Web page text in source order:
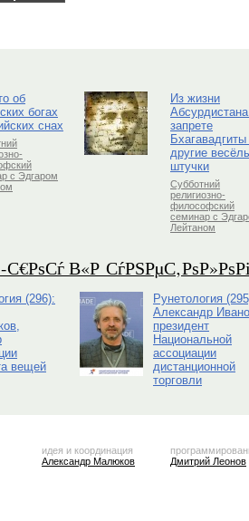
об
богах
снах
с Эдгаром
Из жизни
запрете
Бхагавадгиты
другие
штучки
Субботний
религиозно-
философский
семинар с
Лейтаном
В«Р
(296):
вещей
Рунетология
Александр
президент
Национальной
ассоциации
дистанционной
торговли
идея и координация
Александр Малюков
Дмитрий Леонов